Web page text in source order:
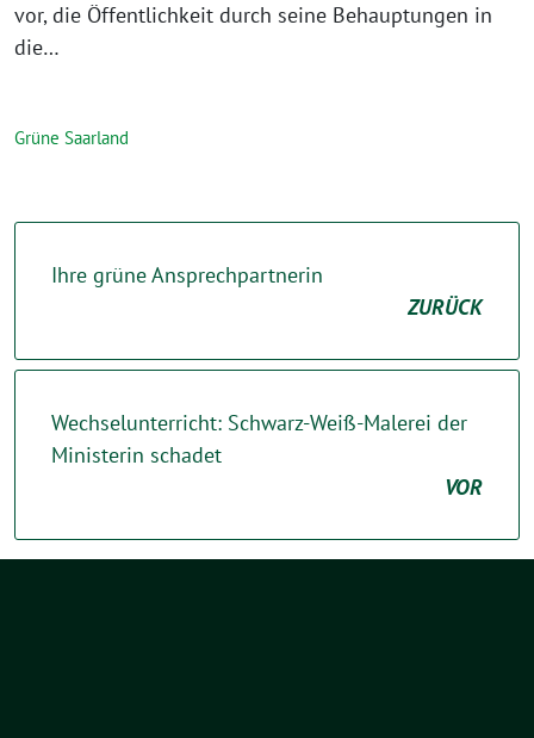
vor, die Öffentlichkeit durch seine Behauptungen in
die…
Grüne Saarland
Ihre grüne Ansprechpartnerin
ZURÜCK
Wechselunterricht: Schwarz-Weiß-Malerei der
Ministerin schadet
VOR